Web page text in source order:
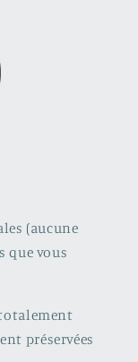
(aucune
que vous
préservées